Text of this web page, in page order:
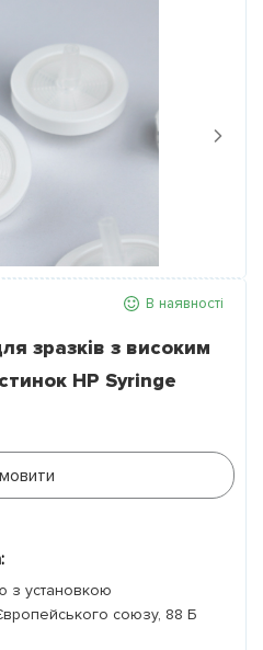
Next
В наявності
зразків з високим
HP Syringe
з установкою
союзу, 88 Б